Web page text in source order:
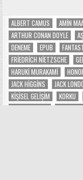
ALBERT CAMUS AMIN
ARTHUR CONAN DOYLE
DENEME
EPUB
FRIEDRICH NIETZSCHE
HARUKI MURAKAMI
JACK HIGGINS
JACK
KIŞISEL GELIŞIM
KORKU
R.A.SALVATORE
REŞAT